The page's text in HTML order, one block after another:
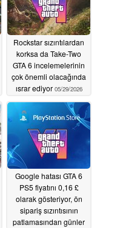
Rockstar sızıntılardan
korksa da Take-Two
GTA 6 incelemelerinin
çok önemli olacağında
ısrar ediyor 05/29/2026
Google hatası GTA 6
PS5 fiyatını 0,16 £
olarak gösteriyor, ön
sipariş sızıntısının
patlamasından günler